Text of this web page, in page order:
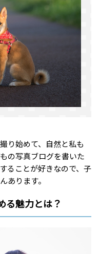
り始めて、自然と私も
の写真ブログを書いた
ることが好きなので、子
あります。
る魅力とは？